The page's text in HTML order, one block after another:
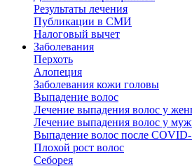
Результаты лечения
Публикации в СМИ
Налоговый вычет
Заболевания
Перхоть
Алопеция
Заболевания кожи головы
Выпадение волос
Лечение выпадения волос у
Лечение выпадения волос у
Выпадение волос после
Плохой рост волос
Cеборея